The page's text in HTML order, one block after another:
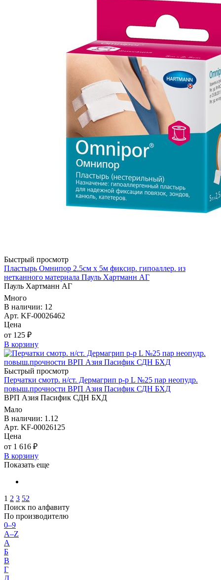
Быстрый просмотр
Пластырь Омнипор 2.5см х 5м фиксир. гипоаллер. из
нетканного материала Пауль Хартманн AГ
Пауль Хартманн AГ
Много
В наличии: 12
Арт. KF-00026462
Цена
от 125 ₽
В корзину
Быстрый просмотр
Перчатки смотр. н/ст. Дермагрип р-р L №25 пар неопудр.
повыш.прочности ВРП Азия Пасифик СДН БХД
ВРП Азия Пасифик СДН БХД
Мало
В наличии: 1.12
Арт. KF-00026125
Цена
от 1 616 ₽
В корзину
Показать еще
1 2 3 52
Поиск по алфавиту
По производителю
0–9
A–Z
А
Б
В
Г